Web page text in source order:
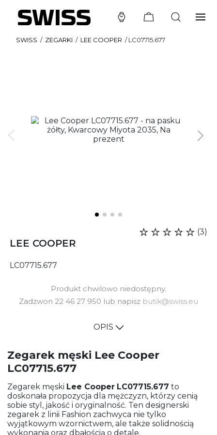
SWISS / ZEGARKI / LEE COOPER /LC07715.677
LEE COOPER
(3)
LC07715.677
Produkt chwilowo niedostępny.
Zadzwon 22 46 27 950 lub napisz butik@swiss.eu
OPIS
Zegarek męski Lee Cooper
LC07715.677
Zegarek męski Lee Cooper LC07715.677 to
doskonała propozycja dla mężczyzn, którzy cenią
sobie styl, jakość i oryginalność. Ten designerski
zegarek z linii Fashion zachwyca nie tylko
wyjątkowym wzornictwem, ale także solidnością
wykonania oraz dbałością o detale.